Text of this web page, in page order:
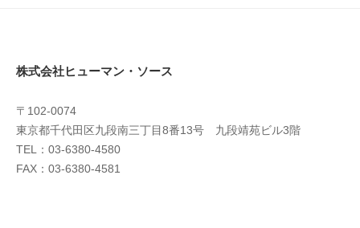
株式会社ヒューマン・ソース
〒102-0074
東京都千代田区九段南三丁目8番13号 九段靖苑ビル3階
TEL：03-6380-4580
FAX：03-6380-4581